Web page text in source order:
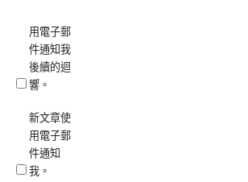
用電子郵
件通知我
後續的迴
響。
新文章使
用電子郵
件通知
我。